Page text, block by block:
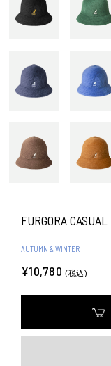
FURGORA CASUAL
AUTUMN & WINTER
¥10,780 (税込)